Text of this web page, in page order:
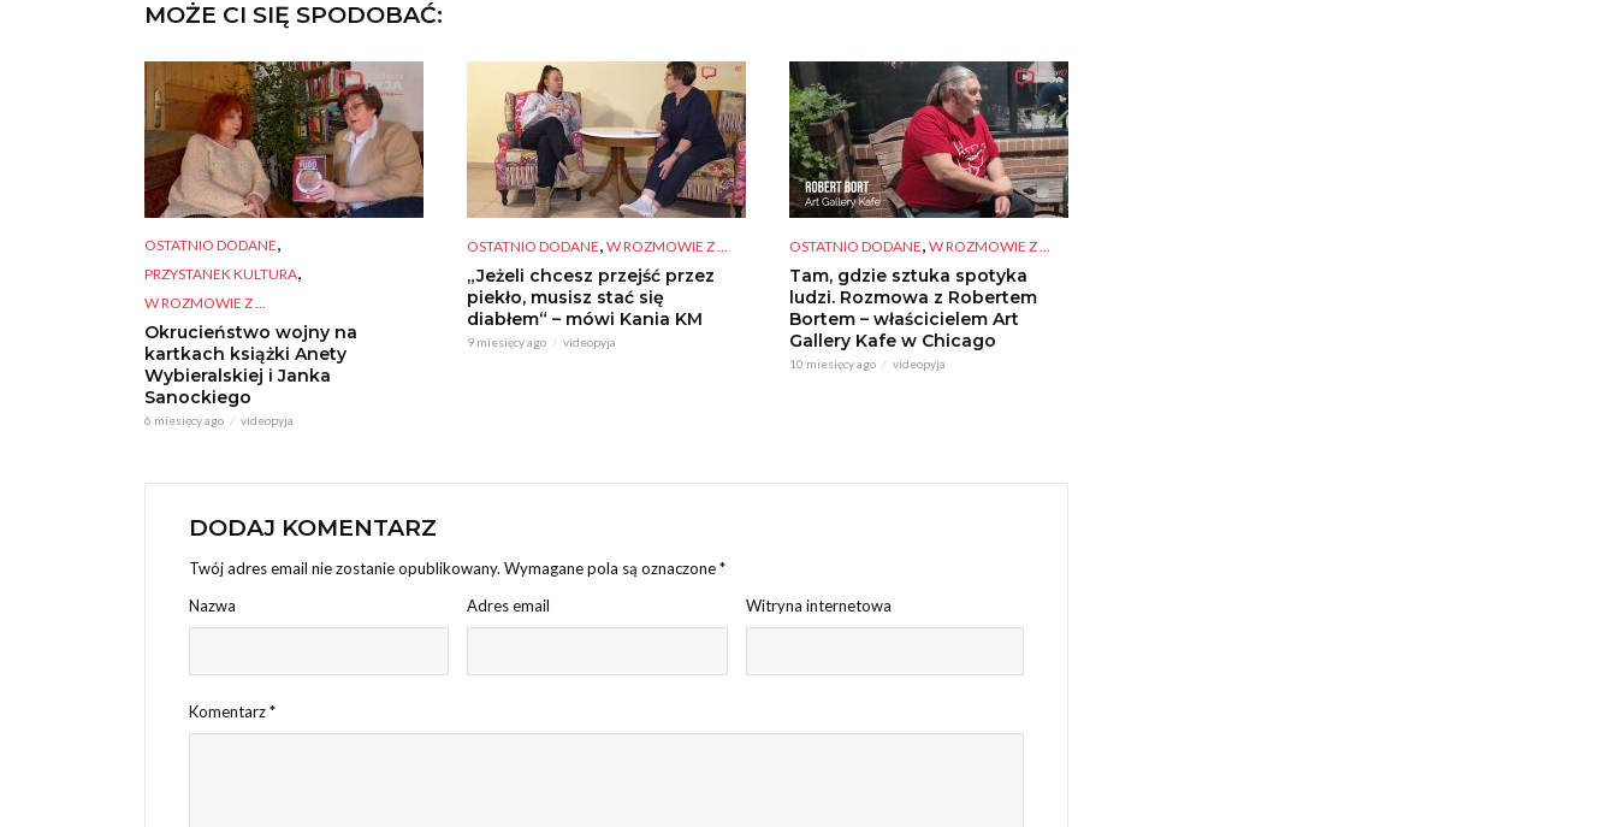
MOŻE CI SIĘ SPODOBAĆ:
OSTATNIO DODANE,
PRZYSTANEK KULTURA,
W ROZMOWIE Z ...
Okrucieństwo wojny na
kartkach książki Anety
Wybieralskiej i Janka
Sanockiego
6 miesięcy ago videopyja
OSTATNIO DODANE, W ROZMOWIE Z ...
„Jeżeli chcesz przejść przez
piekło, musisz stać się
diabłem“ – mówi Kania KM
9 miesięcy ago videopyja
OSTATNIO DODANE, W ROZMOWIE Z ...
Tam, gdzie sztuka spotyka
ludzi. Rozmowa z Robertem
Bortem – właścicielem Art
Gallery Kafe w Chicago
10 miesięcy ago videopyja
DODAJ KOMENTARZ
Twój adres email nie zostanie opublikowany. Wymagane pola są oznaczone*
Nazwa
Adres email Witryna internetowa
Komentarz*